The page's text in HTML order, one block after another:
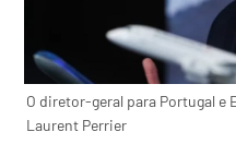
O diretor-geral para Portugal e
Laurent Perrier